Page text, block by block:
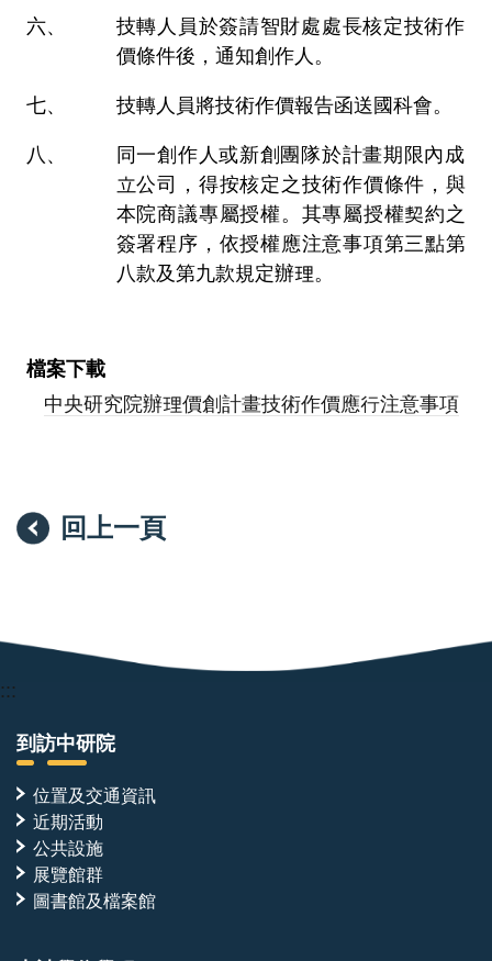
技轉人員於簽請智財處處長核定技術作
價條件後，通知創作人。
技轉人員將技術作價報告函送國科會。
同一創作人或新創團隊於計畫期限內成
立公司，得按核定之技術作價條件，與
本院商議專屬授權。其專屬授權契約之
簽署程序，依授權應注意事項第三點第
八款及第九款規定辦理。
檔案下載
中央研究院辦理價創計畫技術作價應行注意事項
回上一頁
:::
到訪中研院
位置及交通資訊
近期活動
公共設施
展覽館群
圖書館及檔案館